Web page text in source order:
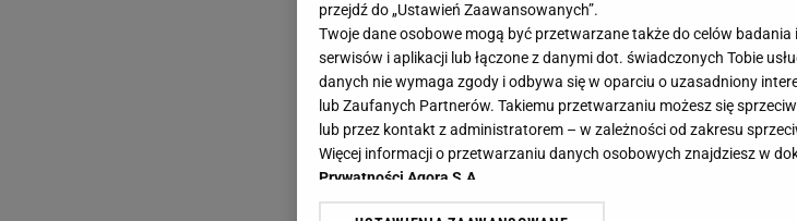
przejdź do „Ustawień Zaawansowanych”.
Twoje dane osobowe mogą być przetwarzane także do celów
serwisów i aplikacji lub łączone z danymi dot. świadczonych Tobie
danych nie wymaga zgody i odbywa się w oparciu o uzasadniony
lub Zaufanych Partnerów. Takiemu przetwarzaniu możesz się
lub przez kontakt z administratorem – w zależności od zakresu
Więcej informacji o przetwarzaniu danych osobowych znajdziesz w
Prywatności Agora S.A.